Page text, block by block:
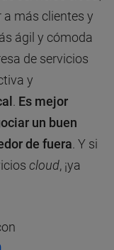
más clientes y
ágil y cómoda
de servicios
y
Es mejor
un buen
de fuera . Y si
cloud, ¡ya